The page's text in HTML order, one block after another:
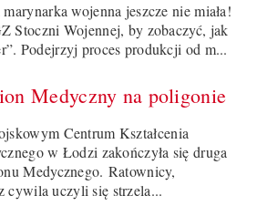
wojenna jeszcze nie miała!
Stoczni Wojennej, by zobaczyć, jak
Podejrzyj proces produkcji od m...
Medyczny na poligonie
Centrum Kształcenia
w Łodzi zakończyła się druga
Medycznego. Ratownicy,
cywila uczyli się strzela...